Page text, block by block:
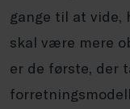
gange til at vide,
skal være mere
er de første, der